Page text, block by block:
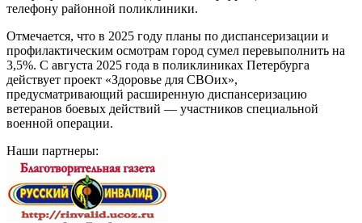
телефону районной поликлиники.
Отмечается, что в 2025 году планы по диспансеризации и
профилактическим осмотрам город сумел перевыполнить на
3,5%. С августа 2025 года в поликлиниках Петербурга
действует проект «Здоровье для СВОих»,
предусматривающий расширенную диспансеризацию
ветеранов боевых действий — участников специальной
военной операции.
Наши партнеры: